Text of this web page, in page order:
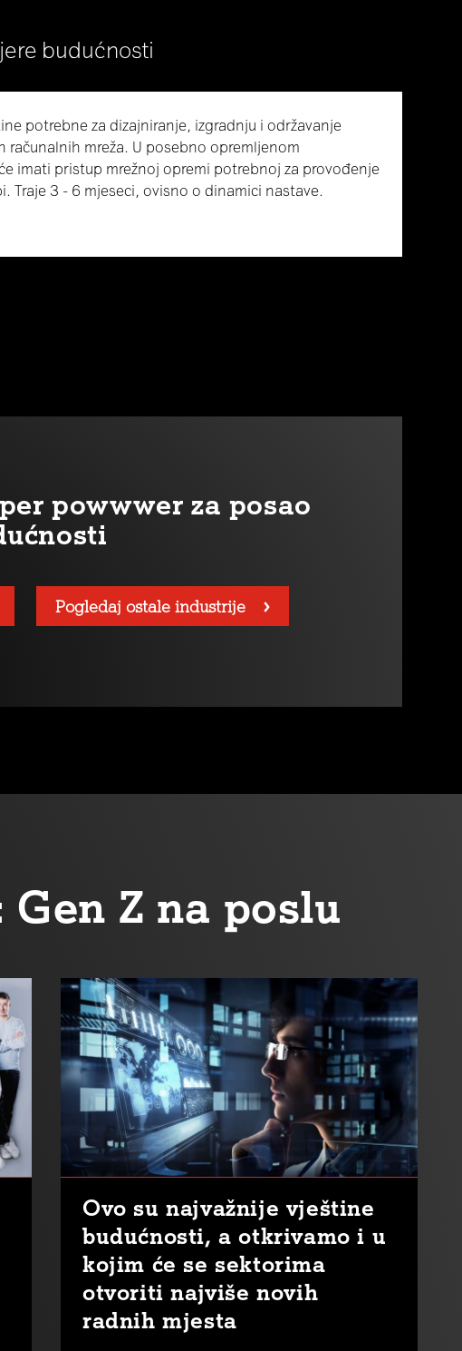
budućnosti
potrebne za dizajniranje, izgradnju i održavanje
računalnih mreža. U posebno opremljenom
imati pristup mrežnoj opremi potrebnoj za provođenje
Traje 3 - 6 mjeseci, ovisno o dinamici nastave.
powwwer za posao
Pogledaj ostale industrije
Z na poslu
Ovo su najvažnije vještine
budućnosti, a otkrivamo i u
kojim će se sektorima
otvoriti najviše novih
radnih mjesta